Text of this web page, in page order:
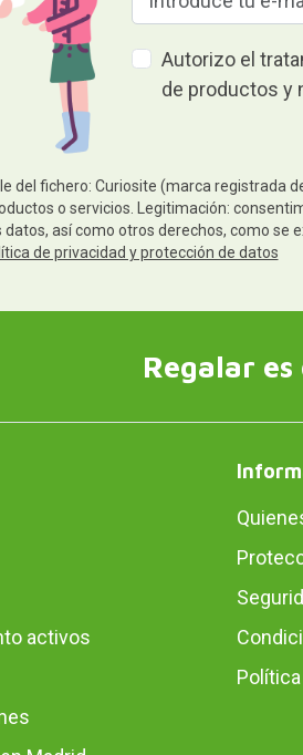
Autorizo el
de productos y
del fichero: Curiosite (marca registrada
o servicios. Legitimación:
datos, así como otros derechos, como se
de privacidad y protección de datos
Regalar
activos